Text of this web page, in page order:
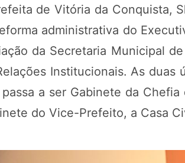
de Vitória da Conquista,
administrativa do
da Secretaria Municipal
Institucionais. As duas
a ser Gabinete da
do Vice-Prefeito, a Casa